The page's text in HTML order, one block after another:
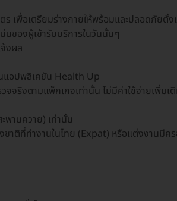
เพื่อเตรียมร่างกายให้พร้อมและปลอดภัยตั้ง
ของผู้เข้ารับบริการในวันนั้นๆ
งผล
แอปพลิเคชัน Health Up
จริงตามแพ็กเกจเท่านั้น ไม่มีค่าใช้จ่ายเพิ่มเ
พานควาย) เท่านั้น
าติที่ทำงานในไทย (Expat) หรือแต่งงานมีค